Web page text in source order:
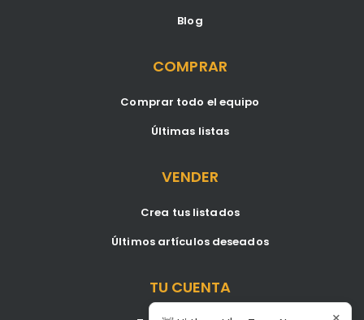
Blog
COMPRAR
Comprar todo el equipo
Últimas listas
VENDER
Crea tus listados
Últimos artículos deseados
TU CUENTA